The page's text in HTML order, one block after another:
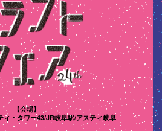
【会場】
ィ・タワー43/JR岐阜駅/アスティ岐阜